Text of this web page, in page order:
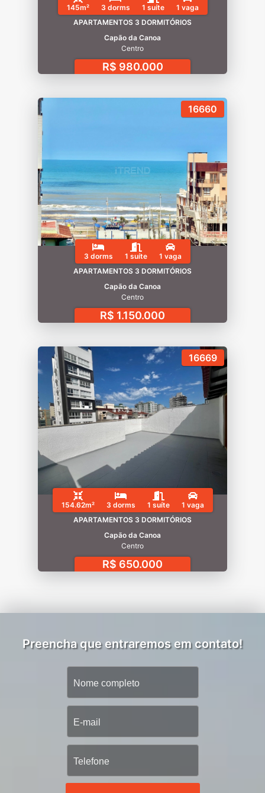
145m² 3 dorms 1 suíte
1 vaga
APARTAMENTOS 3 DORMITÓRIOS
Capão da Canoa
Centro
R$ 980.000
16660
3 dorms 1 suíte
1 vaga
APARTAMENTOS 3 DORMITÓRIOS
Capão da Canoa
Centro
R$ 1.150.000
16669
154.62m² 3 dorms 1 suíte
1 vaga
APARTAMENTOS 3 DORMITÓRIOS
Capão da Canoa
Centro
R$ 650.000
Preencha que entraremos em contato!